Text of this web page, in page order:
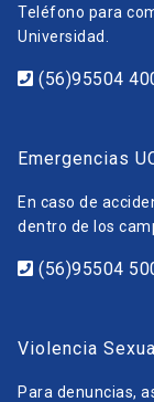
Teléfono para
Universidad.
(56)95504
Emergencias
En caso de
dentro de los
(56)95504
Violencia
Para denuncias,